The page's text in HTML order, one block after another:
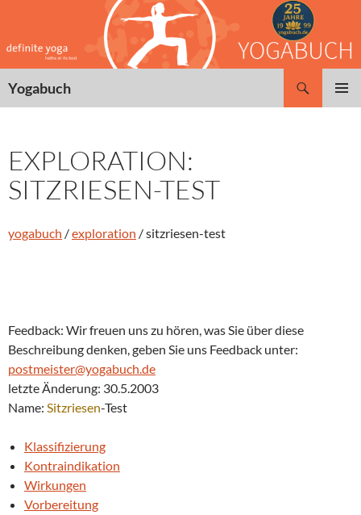
springen
Yogabuch
EXPLORATION:
SITZRIESEN-TEST
yogabuch /exploration / sitzriesen-test
Feedback: Wir freuen uns zu hören, was Sie über diese
Beschreibung denken, geben Sie uns Feedback unter:
postmeister@yogabuch.de
letzte Änderung: 30.5.2003
Name: Sitzriesen-Test
Klassifizierung
Kontraindikation
Wirkungen
Vorbereitung